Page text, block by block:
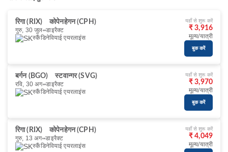
रिगा (RIX)
कोपेनहेगन (CPH)
गुरु, 30 जुल॰ डाइरैक्ट
स्कैंडिनेवियाई एयरलाइंस
यहाँ से शुरू करें
₹ 3,916
मूल्य/यात्री
बुक करें
बर्गन (BGO)
स्टवान्गर (SVG)
रवि, 30 अग॰ डाइरैक्ट
स्कैंडिनेवियाई एयरलाइंस
यहाँ से शुरू करें
₹ 3,970
मूल्य/यात्री
बुक करें
रिगा (RIX)
कोपेनहेगन (CPH)
गुरु, 13 अग॰ डाइरैक्ट
स्कैंडिनेवियाई एयरलाइंस
यहाँ से शुरू करें
₹ 4,049
मूल्य/यात्री